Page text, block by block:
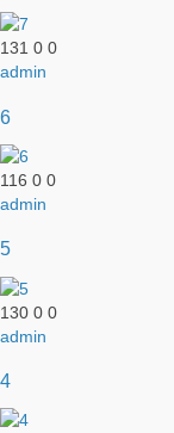
131 0 0
admin
6
116 0 0
admin
5
130 0 0
admin
4